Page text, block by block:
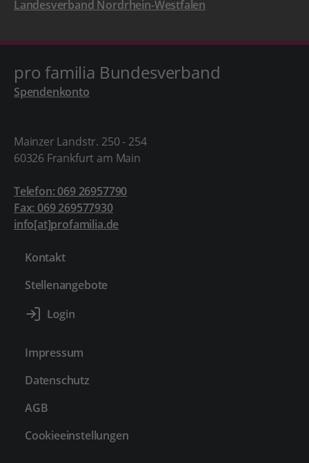
Landesverband Nordrhein-Westfalen
pro familia Bundesverband
Spendenkonto
Mainzer Landstr. 250 - 254
60326 Frankfurt am Main
Telefon: 069 26957790
Fax: 069 269577930
info[at]profamilia.de
Kontakt
Stellenangebote
Impressum
Datenschutz
AGB
Cookieeinstellungen